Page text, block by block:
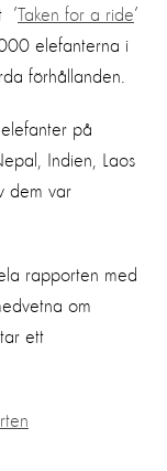
’Taken for a ride’
elefanterna i
förhållanden.
på
Indien, Laos
dem var
rapporten med
om
ett